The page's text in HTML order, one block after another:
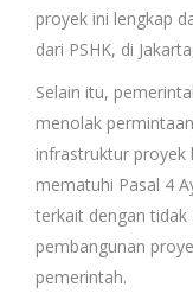
proyek ini lengkap
dari PSHK, di
Selain itu,
menolak
infrastruktur proyek
mematuhi Pasal 4
terkait dengan tidak
pembangunan
pemerintah.